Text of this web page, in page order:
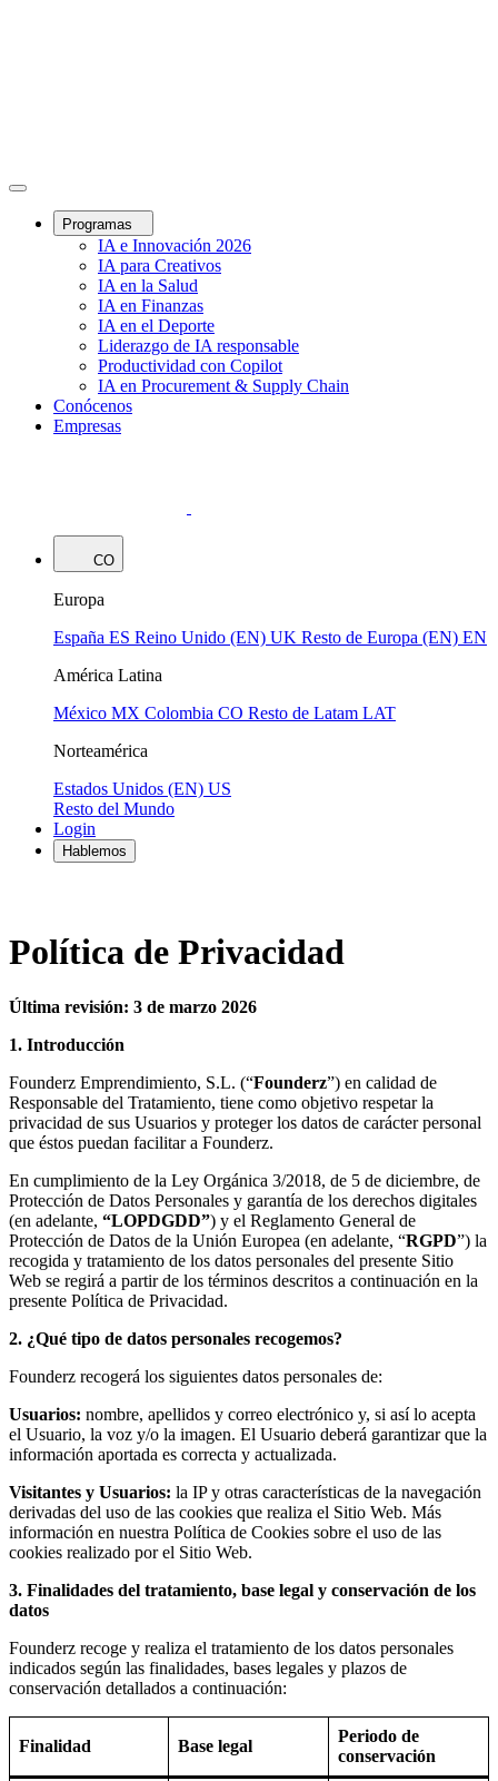
Programas
IA e Innovación 2026
IA para Creativos
IA en la Salud
IA en Finanzas
IA en el Deporte
Liderazgo de IA responsable
Productividad con Copilot
IA en Procurement & Supply Chain
Conócenos
Empresas
CO
Europa
España ES Reino Unido (EN) UK Resto de Europa (EN) EN
América Latina
México MX Colombia CO Resto de Latam LAT
Norteamérica
Estados Unidos (EN) US
Resto del Mundo
Login
Hablemos
Política de Privacidad
Última revisión: 3 de marzo 2026
1. Introducción
Founderz Emprendimiento, S.L. (“Founderz”) en calidad de
Responsable del Tratamiento, tiene como objetivo respetar la
privacidad de sus Usuarios y proteger los datos de carácter personal
que éstos puedan facilitar a Founderz.
En cumplimiento de la Ley Orgánica 3/2018, de 5 de diciembre, de
Protección de Datos Personales y garantía de los derechos digitales
(en adelante, “LOPDGDD”) y el Reglamento General de
Protección de Datos de la Unión Europea (en adelante, “RGPD”) la
recogida y tratamiento de los datos personales del presente Sitio
Web se regirá a partir de los términos descritos a continuación en la
presente Política de Privacidad.
2. ¿Qué tipo de datos personales recogemos?
Founderz recogerá los siguientes datos personales de:
Usuarios: nombre, apellidos y correo electrónico y, si así lo acepta
el Usuario, la voz y/o la imagen. El Usuario deberá garantizar que la
información aportada es correcta y actualizada.
Visitantes y Usuarios: la IP y otras características de la navegación
derivadas del uso de las cookies que realiza el Sitio Web. Más
información en nuestra Política de Cookies sobre el uso de las
cookies realizado por el Sitio Web.
3. Finalidades del tratamiento, base legal y conservación de los
datos
Founderz recoge y realiza el tratamiento de los datos personales
indicados según las finalidades, bases legales y plazos de
conservación detallados a continuación:
Finalidad Base legal
Periodo de
conservación